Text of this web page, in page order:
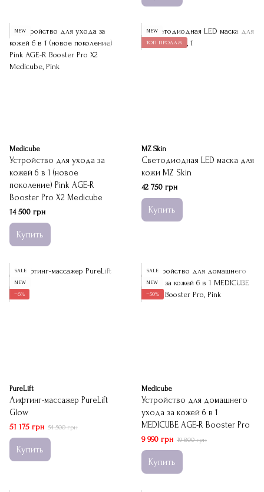
NEW
Medicube
Устройство для ухода за
кожей 6 в 1 (новое
поколение) Pink AGE-R
Booster Pro X2 Medicube
14 500 грн
Купить
NEW
ТОП ПРОДАЖ
MZ Skin
Светодиодная LED маска для
кожи MZ Skin
42 750 грн
Купить
SALE
NEW
−6%
PureLift
Лифтинг-массажер PureLift
Glow
51 175 грн 54 500 грн
Купить
SALE
NEW
−50%
Medicube
Устройство для домашнего
ухода за кожей 6 в 1
MEDICUBE AGE-R Booster Pro
9 990 грн 19 800 грн
Купить